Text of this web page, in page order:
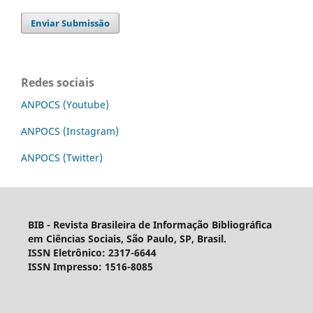
Enviar Submissão
Redes sociais
ANPOCS (Youtube)
ANPOCS (Instagram)
ANPOCS (Twitter)
BIB - Revista Brasileira de Informação Bibliográfica
em Ciências Sociais, São Paulo, SP, Brasil.
ISSN Eletrônico: 2317-6644
ISSN Impresso: 1516-8085